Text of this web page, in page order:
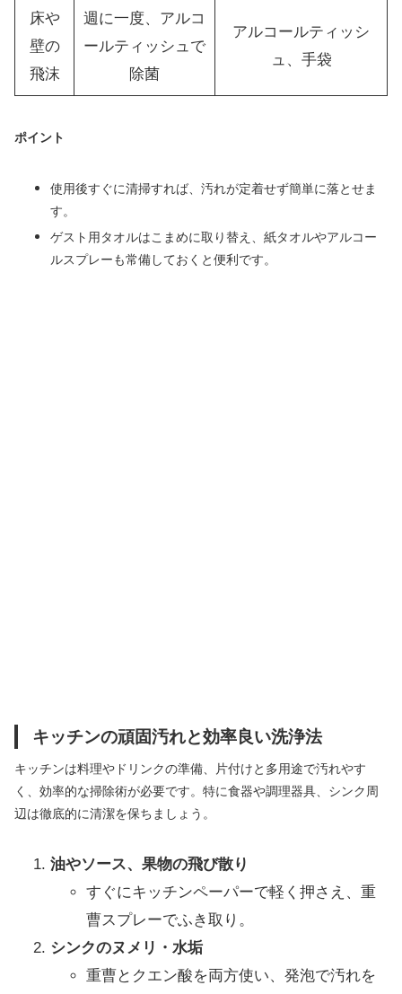
床や
壁の
飛沫
週に一度、アルコ
ールティッシュで
除菌
アルコールティッシ
ュ、手袋
ポイント
使用後すぐに清掃すれば、汚れが定着せず簡単に落とせま
す。
ゲスト用タオルはこまめに取り替え、紙タオルやアルコー
ルスプレーも常備しておくと便利です。
キッチンの頑固汚れと効率良い洗浄法
キッチンは料理やドリンクの準備、片付けと多用途で汚れやす
く、効率的な掃除術が必要です。特に食器や調理器具、シンク周
辺は徹底的に清潔を保ちましょう。
油やソース、果物の飛び散り
すぐにキッチンペーパーで軽く押さえ、重
曹スプレーでふき取り。
シンクのヌメリ・水垢
重曹とクエン酸を両方使い、発泡で汚れを